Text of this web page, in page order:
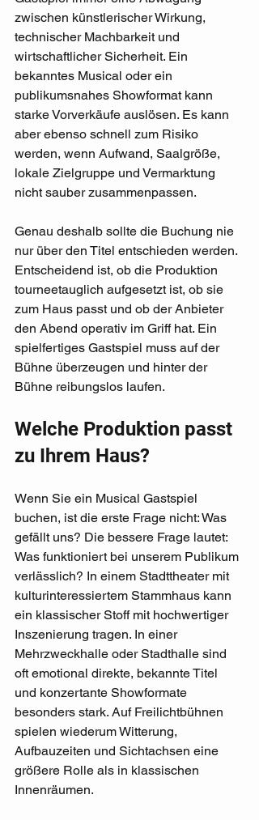
zwischen künstlerischer Wirkung,
technischer Machbarkeit und
wirtschaftlicher Sicherheit. Ein
bekanntes Musical oder ein
publikumsnahes Showformat kann
starke Vorverkäufe auslösen. Es kann
aber ebenso schnell zum Risiko
werden, wenn Aufwand, Saalgröße,
lokale Zielgruppe und Vermarktung
nicht sauber zusammenpassen.
Genau deshalb sollte die Buchung nie
nur über den Titel entschieden werden.
Entscheidend ist, ob die Produktion
tourneetauglich aufgesetzt ist, ob sie
zum Haus passt und ob der Anbieter
den Abend operativ im Griff hat. Ein
spielfertiges Gastspiel muss auf der
Bühne überzeugen und hinter der
Bühne reibungslos laufen.
Welche Produktion passt
zu Ihrem Haus?
Wenn Sie ein Musical Gastspiel
buchen, ist die erste Frage nicht: Was
gefällt uns? Die bessere Frage lautet:
Was funktioniert bei unserem Publikum
verlässlich? In einem Stadttheater mit
kulturinteressiertem Stammhaus kann
ein klassischer Stoff mit hochwertiger
Inszenierung tragen. In einer
Mehrzweckhalle oder Stadthalle sind
oft emotional direkte, bekannte Titel
und konzertante Showformate
besonders stark. Auf Freilichtbühnen
spielen wiederum Witterung,
Aufbauzeiten und Sichtachsen eine
größere Rolle als in klassischen
Innenräumen.